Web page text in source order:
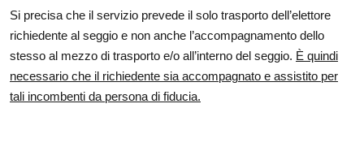
Si precisa che il servizio prevede il solo trasporto dell’elettore
richiedente al seggio e non anche l’accompagnamento dello
stesso al mezzo di trasporto e/o all’interno del seggio. È quindi
necessario che il richiedente sia accompagnato e assistito per
tali incombenti da persona di fiducia.